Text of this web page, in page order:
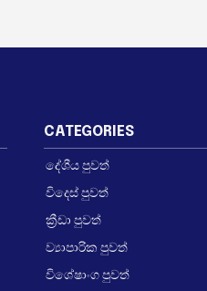
CATEGORIES
දේශීය පුවත්
විදෙස් පුවත්
ක්‍රීඩා පුවත්
ව්‍යාපාරික පුවත්
විශේෂාංග පුවත්